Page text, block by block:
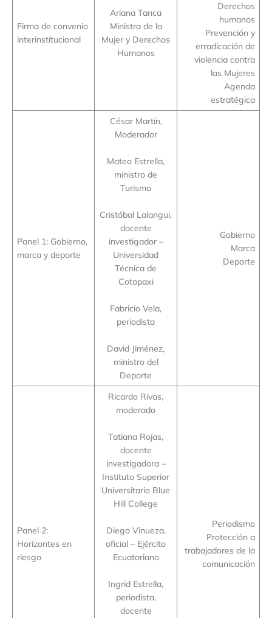
Firma de convenio
interinstitucional
Ariana Tanca
Ministra de la
Mujer y Derechos
Humanos
Derechos
humanos
Prevención y
erradicación de
violencia contra
las Mujeres
Agenda
estratégica
Panel 1: Gobierno,
marca y deporte
César Martín,
Moderador
Mateo Estrella,
ministro de
Turismo
Cristóbal Lalangui,
docente
investigador –
Universidad
Técnica de
Cotopaxi
Fabricio Vela,
periodista
David Jiménez,
ministro del
Deporte
Gobierno
Marca
Deporte
Panel 2:
Horizontes en
riesgo
Ricardo Rivas,
moderado
Tatiana Rojas,
docente
investigadora –
Instituto Superior
Universitario Blue
Hill College
Diego Vinueza,
oficial – Ejército
Ecuatoriano
Ingrid Estrella,
periodista,
docente
Periodismo
Protección a
trabajadores de la
comunicación